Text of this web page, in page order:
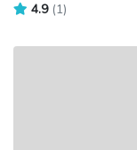
4.9 (1)